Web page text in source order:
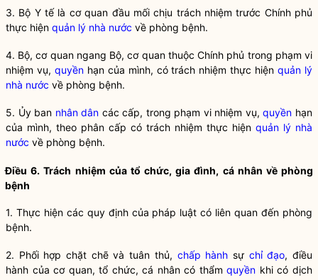
3. Bộ Y tế là cơ quan đầu mối chịu trách nhiệm trước Chính phủ
thực hiện quản lý nhà nước về phòng bệnh.
4. Bộ, cơ quan ngang Bộ, cơ quan thuộc Chính phủ trong phạm vi
nhiệm vụ, quyềnhạn của mình, có trách nhiệm thực hiệnquản lý
nhà nước về phòng bệnh.
5. Ủy ban nhân dân các cấp, trong phạm vi nhiệm vụ,quyền hạn
của mình, theo phân cấp có trách nhiệm thực hiện quản lý nhà
nước về phòng bệnh.
Điều 6. Trách nhiệm của tổ chức, gia đình, cá nhân về phòng
bệnh
1. Thực hiện các quy định của pháp luật có liên quan đến phòng
bệnh.
2. Phối hợp chặt chẽ và tuân thủ, chấp hành sự chỉ đạo, điều
hành của cơ quan, tổ chức, cá nhân có thẩmquyền khi códịch